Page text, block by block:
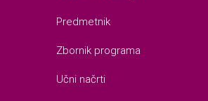
Predmetnik
Zbornik programa
Učni načrti